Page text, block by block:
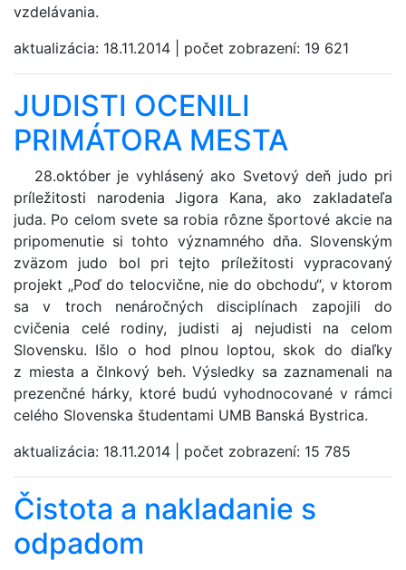
vzdelávania.
aktualizácia: 18.11.2014 počet zobrazení: 19 621
JUDISTI OCENILI
PRIMÁTORA MESTA
28.október je vyhlásený ako Svetový deň judo pri
príležitosti narodenia Jigora Kana, ako zakladateľa
juda. Po celom svete sa robia rôzne športové akcie na
pripomenutie si tohto významného dňa. Slovenským
zväzom judo bol pri tejto príležitosti vypracovaný
projekt „Poď do telocvične, nie do obchodu“, v ktorom
sa v troch nenáročných disciplínach zapojili do
cvičenia celé rodiny, judisti aj nejudisti na celom
Slovensku. Išlo o hod plnou loptou, skok do diaľky
z miesta a člnkový beh. Výsledky sa zaznamenali na
prezenčné hárky, ktoré budú vyhodnocované v rámci
celého Slovenska študentami UMB Banská Bystrica.
aktualizácia: 18.11.2014 počet zobrazení: 15 785
Čistota a nakladanie s
odpadom